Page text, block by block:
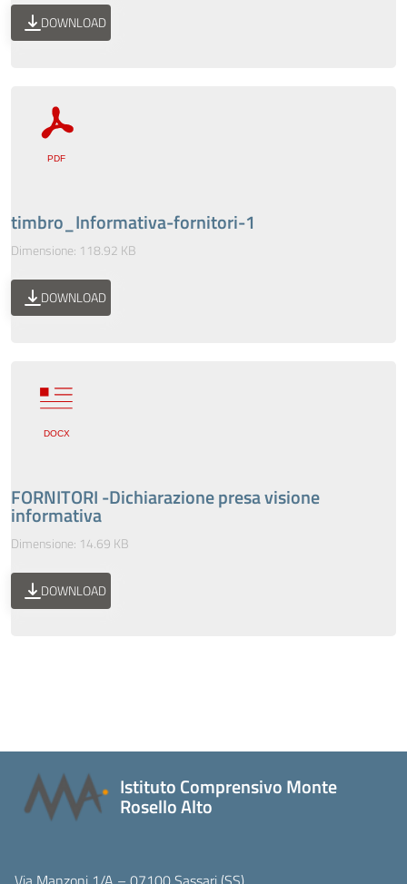
DOWNLOAD
timbro_Informativa-fornitori-1
Dimensione: 118.92 KB
DOWNLOAD
FORNITORI -Dichiarazione presa visione
informativa
Dimensione: 14.69 KB
DOWNLOAD
Istituto Comprensivo Monte
Rosello Alto